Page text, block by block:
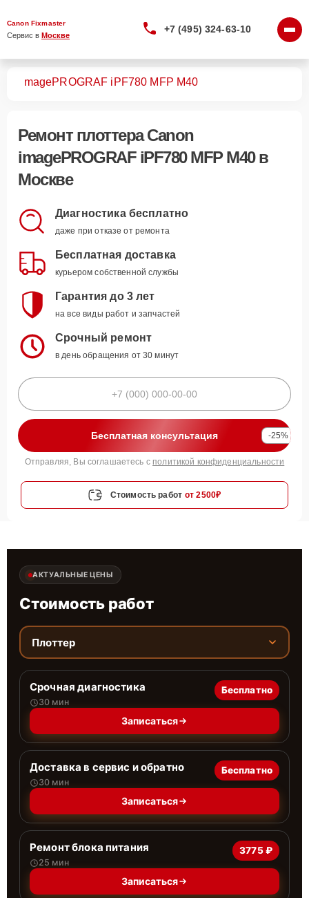
Canon Fixmaster
Сервис в Москве
+7 (495) 324-63-10
imagePROGRAF iPF780 MFP M40
Ремонт плоттера Canon
imagePROGRAF iPF780 MFP M40в
Москве
Диагностика бесплатно
даже при отказе от ремонта
Бесплатная доставка
курьером собственной службы
Гарантия до 3 лет
на все виды работ и запчастей
Срочный ремонт
в день обращения от 30 минут
Бесплатная консультация -25%
Отправляя, Вы соглашаетесь с политикой конфиденциальности
Стоимость работ от 2500₽
АКТУАЛЬНЫЕ ЦЕНЫ
Стоимость работ
Плоттер
Срочная диагностика
30 мин
Бесплатно
Записаться
Доставка в сервис и обратно
30 мин
Бесплатно
Записаться
Ремонт блока питания
25 мин
3775 ₽
Записаться